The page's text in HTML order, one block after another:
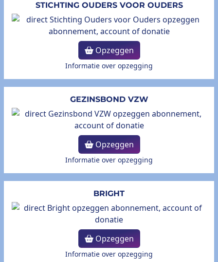
STICHTING OUDERS VOOR OUDERS
Opzeggen
Informatie over opzegging
GEZINSBOND VZW
Opzeggen
Informatie over opzegging
BRIGHT
Opzeggen
Informatie over opzegging